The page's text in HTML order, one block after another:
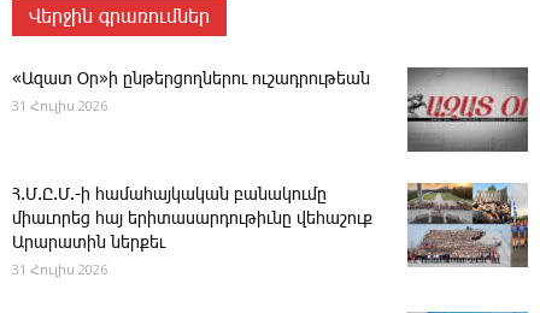
Վերջին գրառումներ
«Ազատ Օր»ի ընթերցողներու ուշադրութեան
31 Հուլիս 2026
Հ.Մ.Ը.Մ.-ի համահայկական բանակումը
միաւորեց հայ երիտասարդութիւնը վեհաշուք
Արարատին ներքեւ
31 Հուլիս 2026